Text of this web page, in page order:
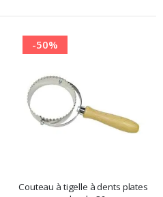
-50%
Couteau à tigelle à dents plates